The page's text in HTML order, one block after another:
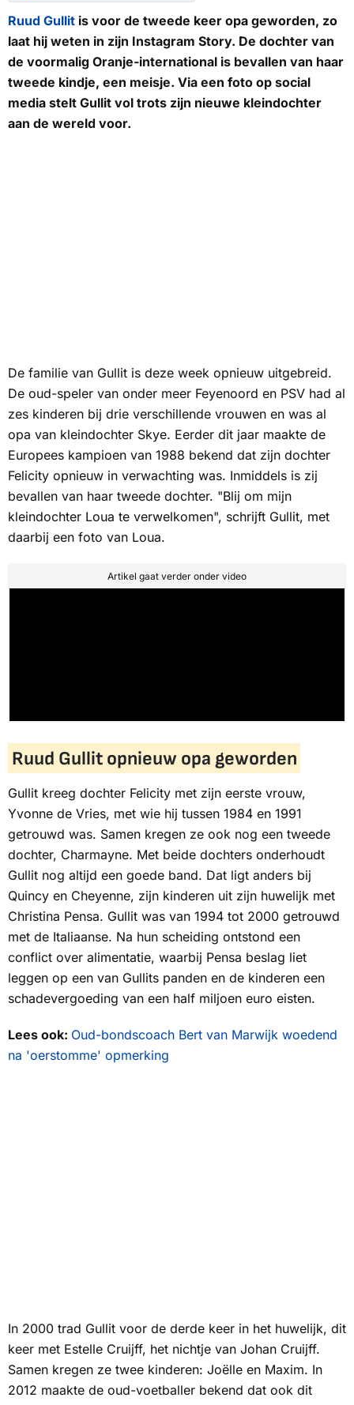
Ruud Gullit is voor de tweede keer opa geworden, zo
laat hij weten in zijn Instagram Story. De dochter van
de voormalig Oranje-international is bevallen van haar
tweede kindje, een meisje. Via een foto op social
media stelt Gullit vol trots zijn nieuwe kleindochter
aan de wereld voor.
De familie van Gullit is deze week opnieuw uitgebreid.
De oud-speler van onder meer Feyenoord en PSV had al
zes kinderen bij drie verschillende vrouwen en was al
opa van kleindochter Skye. Eerder dit jaar maakte de
Europees kampioen van 1988 bekend dat zijn dochter
Felicity opnieuw in verwachting was. Inmiddels is zij
bevallen van haar tweede dochter. "Blij om mijn
kleindochter Loua te verwelkomen", schrijft Gullit, met
daarbij een foto van Loua.
Artikel gaat verder onder video
Ruud Gullit opnieuw opa geworden
Gullit kreeg dochter Felicity met zijn eerste vrouw,
Yvonne de Vries, met wie hij tussen 1984 en 1991
getrouwd was. Samen kregen ze ook nog een tweede
dochter, Charmayne. Met beide dochters onderhoudt
Gullit nog altijd een goede band. Dat ligt anders bij
Quincy en Cheyenne, zijn kinderen uit zijn huwelijk met
Christina Pensa. Gullit was van 1994 tot 2000 getrouwd
met de Italiaanse. Na hun scheiding ontstond een
conflict over alimentatie, waarbij Pensa beslag liet
leggen op een van Gullits panden en de kinderen een
schadevergoeding van een half miljoen euro eisten.
Lees ook: Oud-bondscoach Bert van Marwijk woedend
na 'oerstomme' opmerking
In 2000 trad Gullit voor de derde keer in het huwelijk, dit
keer met Estelle Cruijff, het nichtje van Johan Cruijff.
Samen kregen ze twee kinderen: Joëlle en Maxim. In
2012 maakte de oud-voetballer bekend dat ook dit